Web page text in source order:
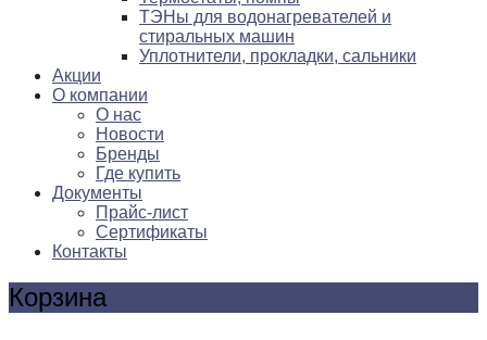
ТЭНы для водонагревателей и
стиральных машин
Уплотнители, прокладки, сальники
Акции
О компании
О нас
Новости
Бренды
Где купить
Документы
Прайс-лист
Сертификаты
Контакты
Корзина